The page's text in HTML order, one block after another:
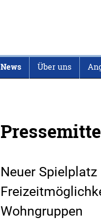
News Über uns
Neuer
Wohngruppen